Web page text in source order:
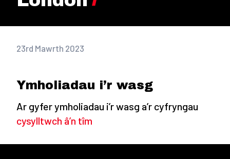
23rd Mawrth 2023
Ymholiadau i’r wasg
Ar gyfer ymholiadau i’r wasg a’r cyfryngau
cysylltwch â’n tîm